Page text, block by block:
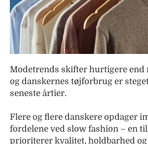
Modetrends skifter hurtigere end
og danskernes tøjforbrug er
seneste årtier.
Flere og flere danskere opdager
fordelene ved slow fashion – en
prioriterer kvalitet, holdbarhed